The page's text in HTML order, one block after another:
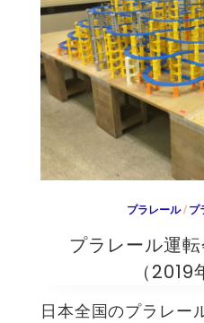
プラレール/ プ
プラレール運
（2019
日本全国のプラレー